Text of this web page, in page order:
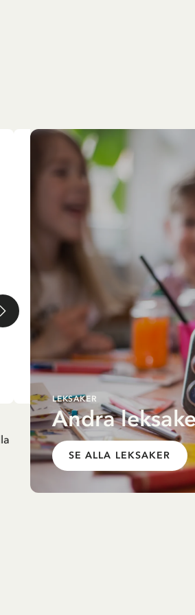
LEKSAKER
Andra
SE ALLA LEKSAKER
NYINKOMMET
LÄGG I VARUKORG
Resväska i plåt Pippi
picknick - Vit
PIPPI LÅNGSTRUMP
89.00 SEK